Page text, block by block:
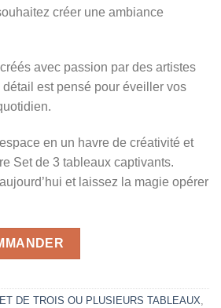
créer une ambiance
avec passion par des artistes
est pensé pour éveiller vos
en un havre de créativité et
Set de 3 tableaux captivants.
et laissez la magie opérer
café Lot de 6p
DE TROIS OU PLUSIEURS TABLEAUX